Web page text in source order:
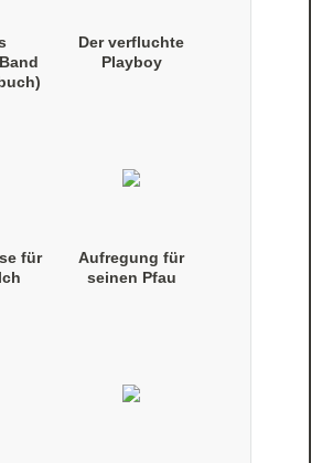
Der verfluchte
Playboy
für
Aufregung für
seinen Pfau